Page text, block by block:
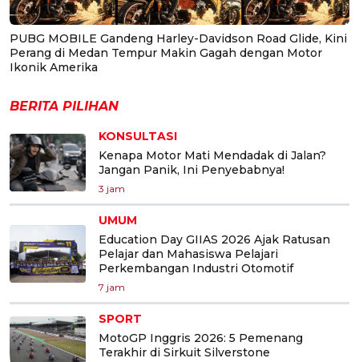
PUBG MOBILE Gandeng Harley-Davidson Road Glide, Kini
Perang di Medan Tempur Makin Gagah dengan Motor
Ikonik Amerika
BERITA PILIHAN
KONSULTASI
Kenapa Motor Mati Mendadak di Jalan?
Jangan Panik, Ini Penyebabnya!
3 jam
UMUM
Education Day GIIAS 2026 Ajak Ratusan
Pelajar dan Mahasiswa Pelajari
Perkembangan Industri Otomotif
7 jam
SPORT
MotoGP Inggris 2026: 5 Pemenang
Terakhir di Sirkuit Silverstone